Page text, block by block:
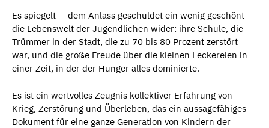
Es spiegelt — dem Anlass geschuldet ein wenig geschönt —
die Lebenswelt der Jugendlichen wider: ihre Schule, die
Trümmer in der Stadt, die zu 70 bis 80 Prozent zerstört
war, und die große Freude über die kleinen Leckereien in
einer Zeit, in der der Hunger alles dominierte.
Es ist ein wertvolles Zeugnis kollektiver Erfahrung von
Krieg, Zerstörung und Überleben, das ein aussagefähiges
Dokument für eine ganze Generation von Kindern der